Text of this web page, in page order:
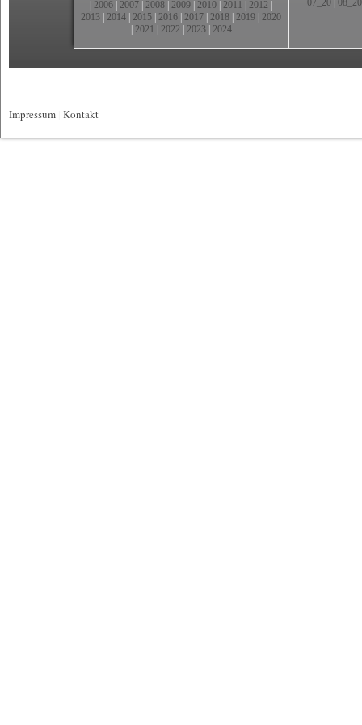
2006 2007 2008 2009 2010 2011 2012
2013 2014 2015 2016 2017 2018 2019 2020
2021 2022 2023| 2024
07_20 08_20
Impressum Kontakt